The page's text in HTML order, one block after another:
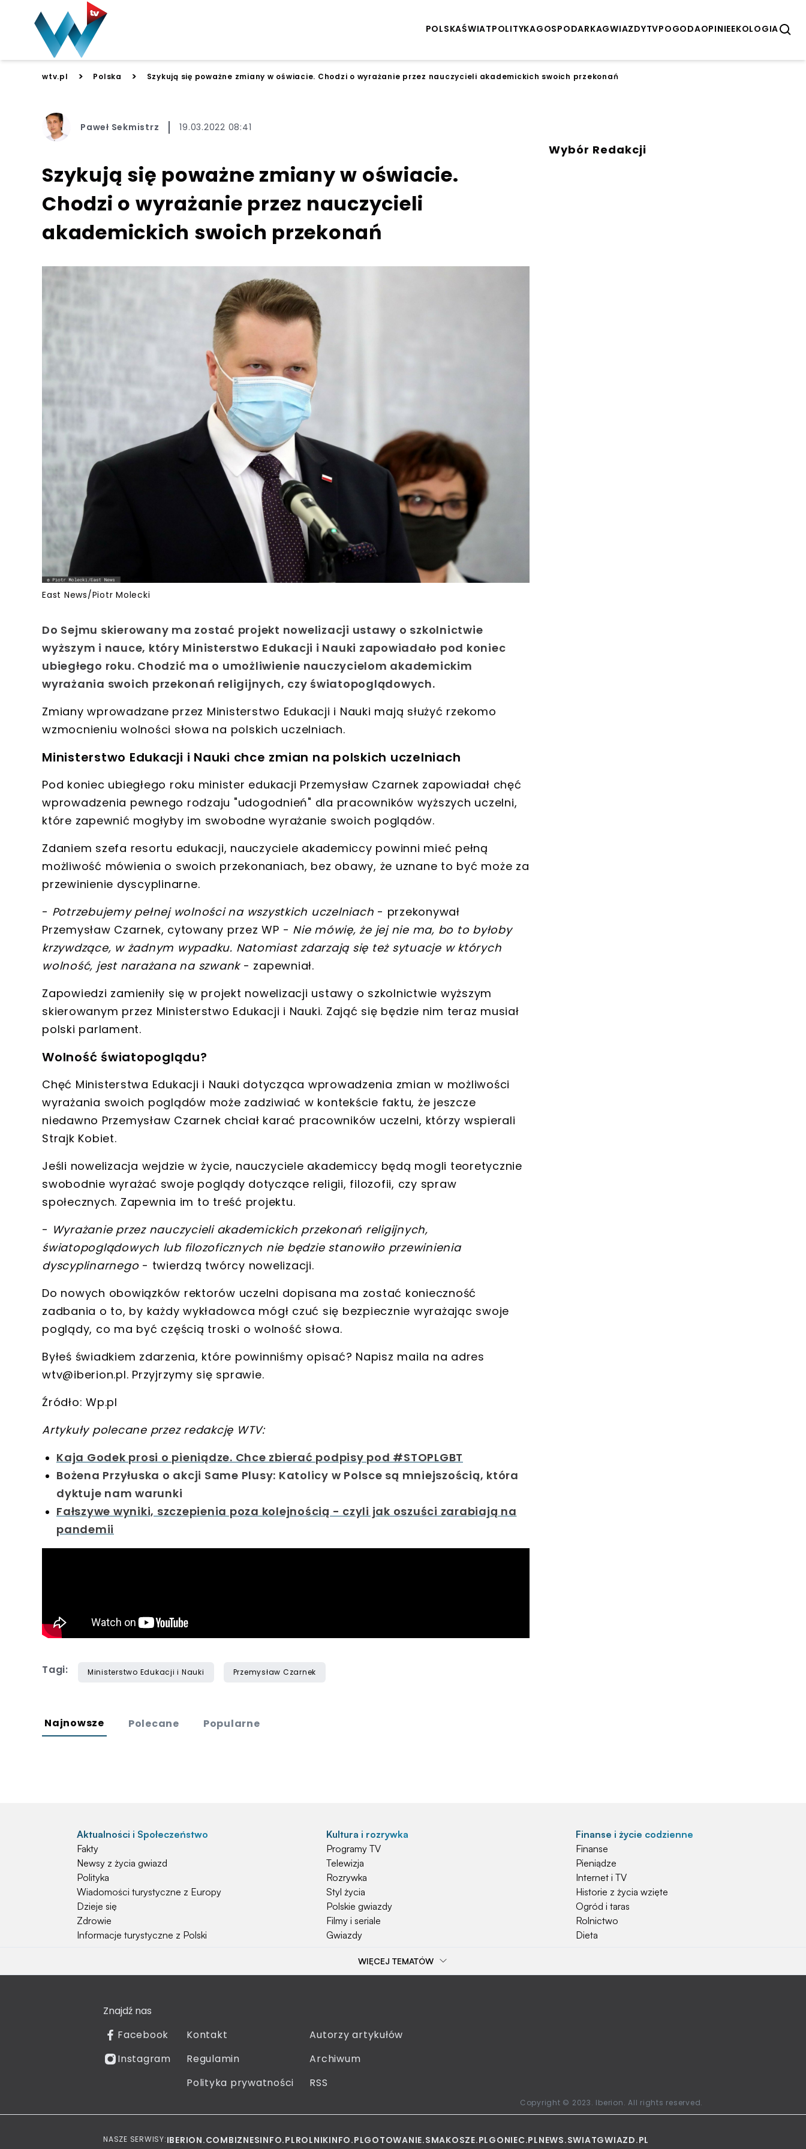
POLSKAŚWIATPOLITYKAGOSPODARKAGWIAZDYTVPOGODAOPINIEEKOLOGIA
wtv.pl > Polska > Szykują się poważne zmiany w oświacie. Chodzi o wyrażanie przez nauczycieli akademickich swoich przekonań
Paweł Sekmistrz 19.03.2022 08:41
Szykują się poważne zmiany w oświacie.
Chodzi o wyrażanie przez nauczycieli
akademickich swoich przekonań
East News/Piotr Molecki
Do Sejmu skierowany ma zostać projekt nowelizacji ustawy o szkolnictwie
wyższym i nauce, który Ministerstwo Edukacji i Nauki zapowiadało pod koniec
ubiegłego roku. Chodzić ma o umożliwienie nauczycielom akademickim
wyrażania swoich przekonań religijnych, czy światopoglądowych.
Zmiany wprowadzane przez Ministerstwo Edukacji i Nauki mają służyć rzekomo
wzmocnieniu wolności słowa na polskich uczelniach.
Ministerstwo Edukacji i Nauki chce zmian na polskich uczelniach
Pod koniec ubiegłego roku minister edukacji Przemysław Czarnek zapowiadał chęć
wprowadzenia pewnego rodzaju "udogodnień" dla pracowników wyższych uczelni,
które zapewnić mogłyby im swobodne wyrażanie swoich poglądów.
Zdaniem szefa resortu edukacji, nauczyciele akademiccy powinni mieć pełną
możliwość mówienia o swoich przekonaniach, bez obawy, że uznane to być może za
przewinienie dyscyplinarne.
- Potrzebujemy pełnej wolności na wszystkich uczelniach - przekonywał
Przemysław Czarnek, cytowany przez WP - Nie mówię, że jej nie ma, bo to byłoby
krzywdzące, w żadnym wypadku. Natomiast zdarzają się też sytuacje w których
wolność, jest narażana na szwank- zapewniał.
Zapowiedzi zamieniły się w projekt nowelizacji ustawy o szkolnictwie wyższym
skierowanym przez Ministerstwo Edukacji i Nauki. Zająć się będzie nim teraz musiał
polski parlament.
Wolność światopoglądu?
Chęć Ministerstwa Edukacji i Nauki dotycząca wprowadzenia zmian w możliwości
wyrażania swoich poglądów może zadziwiać w kontekście faktu, że jeszcze
niedawno Przemysław Czarnek chciał karać pracowników uczelni, którzy wspierali
Strajk Kobiet.
Jeśli nowelizacja wejdzie w życie, nauczyciele akademiccy będą mogli teoretycznie
swobodnie wyrażać swoje poglądy dotyczące religii, filozofii, czy spraw
społecznych. Zapewnia im to treść projektu.
- Wyrażanie przez nauczycieli akademickich przekonań religijnych,
światopoglądowych lub filozoficznych nie będzie stanowiło przewinienia
dyscyplinarnego- twierdzą twórcy nowelizacji.
Do nowych obowiązków rektorów uczelni dopisana ma zostać konieczność
zadbania o to, by każdy wykładowca mógł czuć się bezpiecznie wyrażając swoje
poglądy, co ma być częścią troski o wolność słowa.
Byłeś świadkiem zdarzenia, które powinniśmy opisać? Napisz maila na adres
wtv@iberion.pl. Przyjrzymy się sprawie.
Źródło: Wp.pl
Artykuły polecane przez redakcję WTV:
Kaja Godek prosi o pieniądze. Chce zbierać podpisy pod #STOPLGBT
Bożena Przyłuska o akcji Same Plusy: Katolicy w Polsce są mniejszością, która
dyktuje nam warunki
Fałszywe wyniki, szczepienia poza kolejnością - czyli jak oszuści zarabiają na
pandemii
Tagi: Ministerstwo Edukacji i Nauki Przemysław Czarnek
Wybór Redakcji
Najnowsze Polecane Popularne
Aktualności i Społeczeństwo
Fakty
Newsy z życia gwiazd
Polityka
Wiadomości turystyczne z Europy
Dzieje się
Zdrowie
Informacje turystyczne z Polski
Kultura i rozrywka
Programy TV
Telewizja
Rozrywka
Styl życia
Polskie gwiazdy
Filmy i seriale
Gwiazdy
Finanse i życie codzienne
Finanse
Pieniądze
Internet i TV
Historie z życia wzięte
Ogród i taras
Rolnictwo
Dieta
Natura i Hobby
Rośliny
Technologia
Piłka nożna
Popularne tematy
Emerytura
Dziecko
Moda
Najchętniej czytane
Najchętniej oglądane stacje telewizyjne w
Polsce
WIĘCEJ TEMATÓW
Znajdź nas
Facebook
Instagram
Kontakt
Regulamin
Polityka prywatności
Autorzy artykułów
Archiwum
RSS
Copyright © 2023. Iberion. All rights reserved.
NASZE SERWISY:IBERION.COMBIZNESINFO.PLROLNIKINFO.PLGOTOWANIE.SMAKOSZE.PLGONIEC.PLNEWS.SWIATGWIAZD.PL